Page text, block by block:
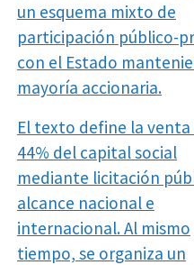
un esquema mixto de
participación público-
con el Estado
mayoría accionaria.
El texto define la venta
44% del capital social
mediante licitación
alcance nacional e
internacional. Al mismo
tiempo, se organiza un